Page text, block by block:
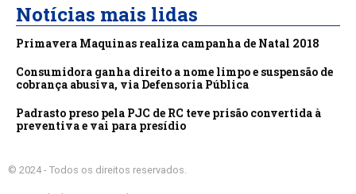
Notícias mais lidas
Primavera Maquinas realiza campanha de Natal 2018
Consumidora ganha direito a nome limpo e suspensão de
cobrança abusiva, via Defensoria Pública
Padrasto preso pela PJC de RC teve prisão convertida à
preventiva e vai para presídio
© 2024 - Todos os direitos reservados.